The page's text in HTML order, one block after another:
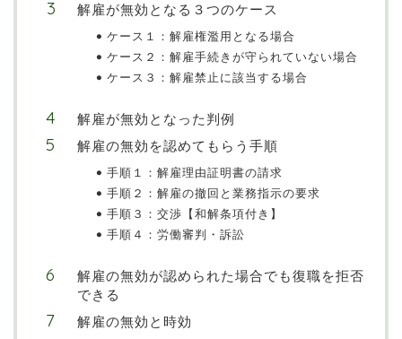
解雇が無効となる３つのケース
ケース１：解雇権濫用となる場合
ケース２：解雇手続きが守られていない場合
ケース３：解雇禁止に該当する場合
解雇が無効となった判例
解雇の無効を認めてもらう手順
手順１：解雇理由証明書の請求
手順２：解雇の撤回と業務指示の要求
手順３：交渉【和解条項付き】
手順４：労働審判・訴訟
解雇の無効が認められた場合でも復職を拒否
できる
解雇の無効と時効